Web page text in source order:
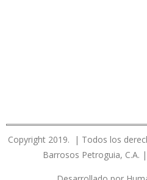
Copyright 2019. | Todos los
Barrosos Petroguia, C.A.